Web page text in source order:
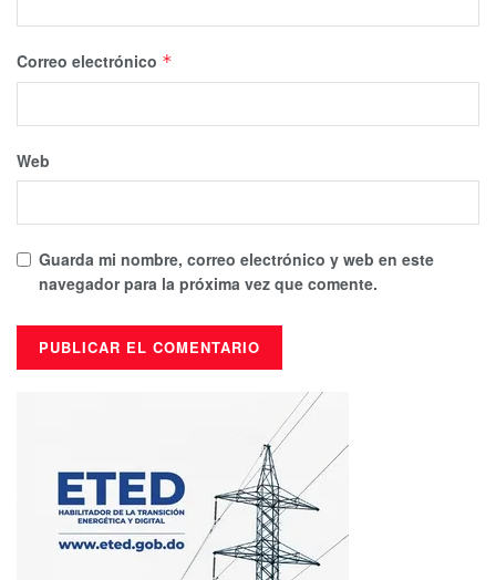
Correo electrónico *
Web
Guarda mi nombre, correo electrónico y web en este
navegador para la próxima vez que comente.